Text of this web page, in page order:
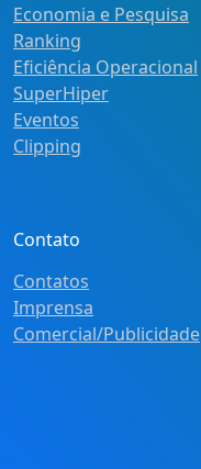
Economia e Pesquisa
Ranking
Eficiência Operacional
SuperHiper
Eventos
Clipping
Contato
Contatos
Imprensa
Comercial/Publicidade